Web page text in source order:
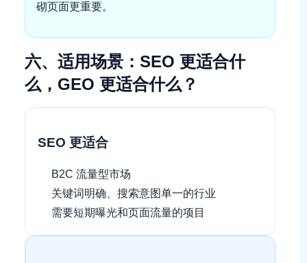
砌页面更重要。
六、适用场景：SEO 更适合什
么，GEO 更适合什么？
SEO 更适合
B2C 流量型市场
关键词明确、搜索意图单一的行业
需要短期曝光和页面流量的项目